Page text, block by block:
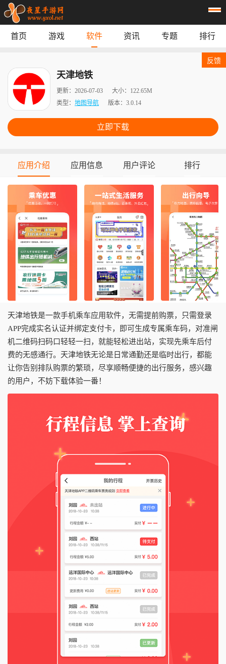
专题 榜单
首页 游戏 软件 资讯 专题 排行
天津地铁
更新： 2026-07-03 大小： 122.65M
类型： 地图导航 版本： 3.0.14
立即下载
反馈
应用介绍 应用信息 用户评论 排行
天津地铁是一款手机乘车应用软件，无需提前购票，只需登录
APP完成实名认证并绑定支付卡，即可生成专属乘车码，对准闸
机二维码扫码口轻轻一扫，就能轻松进出站，实现先乘车后付
费的无感通行。天津地铁无论是日常通勤还是临时出行，都能
让你告别排队购票的繁琐，尽享顺畅便捷的出行服务，感兴趣
的用户，不妨下载体验一番！